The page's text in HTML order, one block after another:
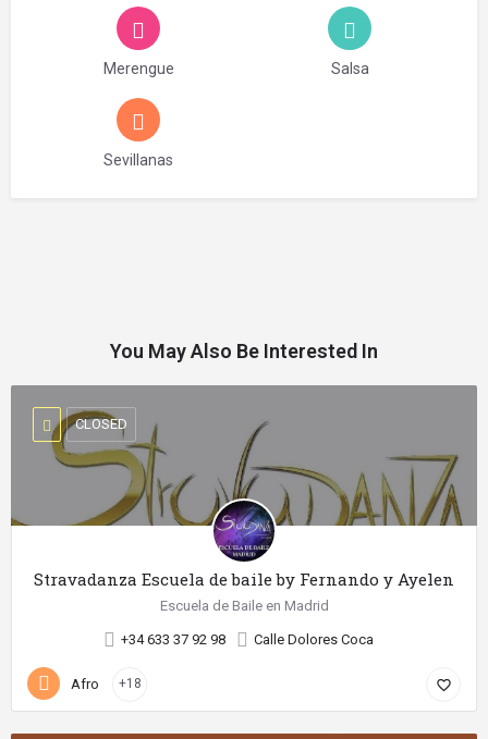
Merengue Salsa
Sevillanas
You May Also Be Interested In
Stravadanza Escuela de baile by Fernando y Ayelen
Escuela de Baile en Madrid
+34 633 37 92 98 Calle Dolores Coca
CLOSED
Afro +18 favorite_border